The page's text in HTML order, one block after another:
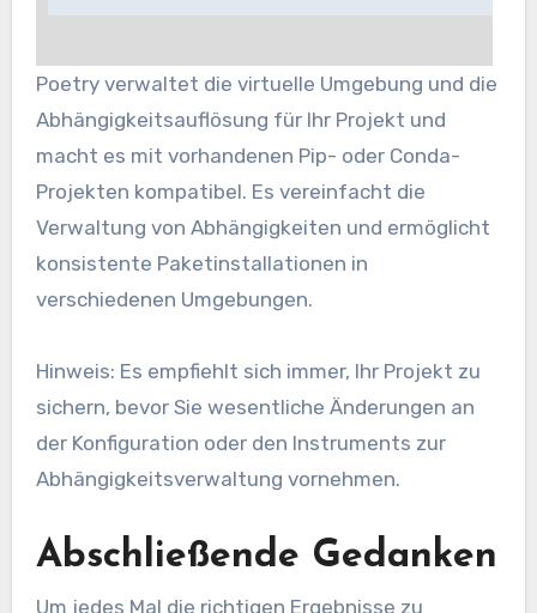
Poetry verwaltet die virtuelle Umgebung und die
Abhängigkeitsauflösung für Ihr Projekt und
macht es mit vorhandenen Pip- oder Conda-
Projekten kompatibel. Es vereinfacht die
Verwaltung von Abhängigkeiten und ermöglicht
konsistente Paketinstallationen in
verschiedenen Umgebungen.
Hinweis: Es empfiehlt sich immer, Ihr Projekt zu
sichern, bevor Sie wesentliche Änderungen an
der Konfiguration oder den Instruments zur
Abhängigkeitsverwaltung vornehmen.
Abschließende Gedanken
Um jedes Mal die richtigen Ergebnisse zu